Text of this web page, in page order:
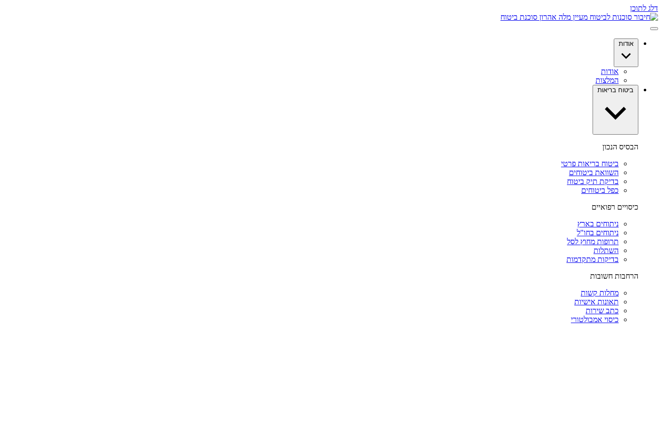
דלג לתוכן
אודות
אודות
המלצות
ביטוח בריאות
הבסיס הנכון
ביטוח בריאות פרטי
השוואת ביטוחים
בדיקת תיק ביטוח
כפל ביטוחים
כיסויים רפואיים
ניתוחים בארץ
ניתוחים בחו"ל
תרופות מחוץ לסל
השתלות
בדיקות מתקדמות
הרחבות חשובות
מחלות קשות
תאונות אישיות
כתב שירות
כיסוי אמבולטורי